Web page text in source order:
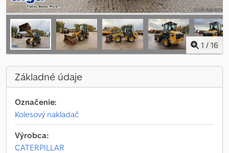
1 / 16
Základné údaje
Označenie:
Kolesový nakladač
Výrobca:
CATERPILLAR